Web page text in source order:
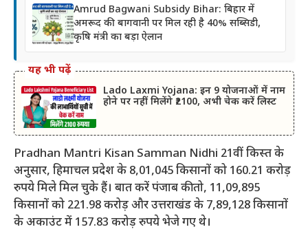
Amrud Bagwani Subsidy Bihar: बिहार में
अमरूद की बागवानी पर मिल रही है 40% सब्सिडी,
कृषि मंत्री का बड़ा ऐलान
यह भी पढ़ें
Lado Laxmi Yojana: इन 9 योजनाओं में नाम
होने पर नहीं मिलेंगे ₹2100, अभी चेक करें लिस्ट
Pradhan Mantri Kisan Samman Nidhi 21वीं किस्त के
अनुसार, हिमाचल प्रदेश के 8,01,045 किसानों को 160.21 करोड़
रुपये मिले मिल चुके हैं। बात करें पंजाब की तो, 11,09,895
किसानों को 221.98 करोड़ और उत्तराखंड के 7,89,128 किसानों
के अकाउंट में 157.83 करोड़ रुपये भेजे गए थे।